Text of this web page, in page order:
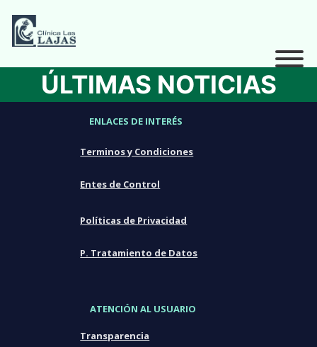
ÚLTIMAS NOTICIAS
ENLACES DE INTERÉS
Terminos y Condiciones
Entes de Control
Políticas de Privacidad
P. Tratamiento de Datos
ATENCIÓN AL USUARIO
Transparencia